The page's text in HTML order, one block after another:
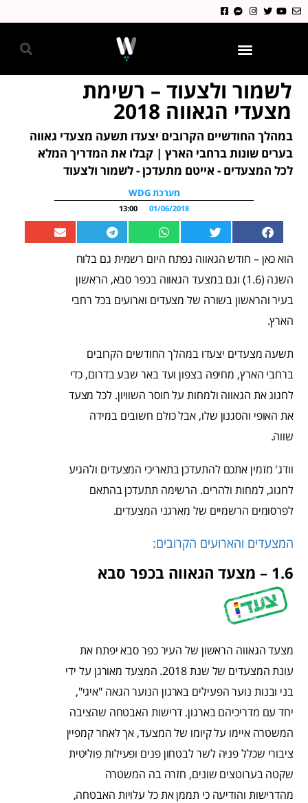
לשמור ולצעוד – רשימת
מצעדי הגאווה 2018
במהלך החודשיים הקרובים יצעדו תשעה מצעדי גאווה
בערים שונות ברחבי הארץ | קבלו את המדריך המלא
לכל המצעדים - אייטם מתעדכן - לשמור ולצעוד
מערכת WDG
01/06/2018
13:00
הוא כאן – חודש הגאווה נפתח היום רשמית גם בלוח
השנה (1.6) וגם במצעד הגאווה בכפר סבא, הראשון
בעיר והראשון בשורה של מצעדים וארועים בכל רחבי
הארץ.
תשעה מצעדים יצעדו במהלך החודשים הקרובים
ברחבי הארץ, מחיפה בצפון ועד באר שבע בדרום, כדי
לחגוג את הגאווה ולמחות על חוסר השוויון. לכל מצעד
את האופי והסגנון שלו, אבל כולם חשובים במידה
שווה.
וודג' מזמין אתכם להתעדכן בתאריכי המצעדים ולהגיע
לחגוג, למחות ולהרים. הרשימה תתעדכן בהתאם
לפרסומים הרשמיים של מארגני המצעדים.
המצעדים והארועים הקרובים:
1.6 – מצעד הגאווה בכפר סבא
מצעד הגאווה הראשון של העיר כפר סבא יפתח את
עונת המצעדים של שנת 2018. המצעד מאורגן על ידי
בני ובנות נוער הפעילים בארגון הנוער הגאה "איגי",
יחד עם מדריכיהם בארגון. דרישות האבטחה שהציבה
המשטרה איימו על קיומו של המצעד, אך לאחר קמפיין
ציבורי שכלל פניה לשר לבטחון פנים ופעילות פוליטית
שקטה בערוטצים שונים, חזרה בה המשטרה
מהדרישות והודיעה כי תממן את כל עלויות האבטחה,